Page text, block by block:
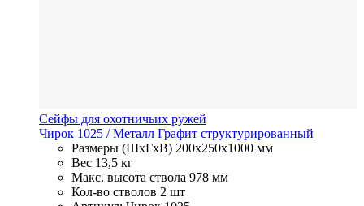
Сейфы для охотничьих ружей
Чирок 1025 / Металл Графит структурированный
Размеры (ШхГхВ) 200x250x1000 мм
Вес 13,5 кг
Макс. высота ствола 978 мм
Кол-во стволов 2 шт